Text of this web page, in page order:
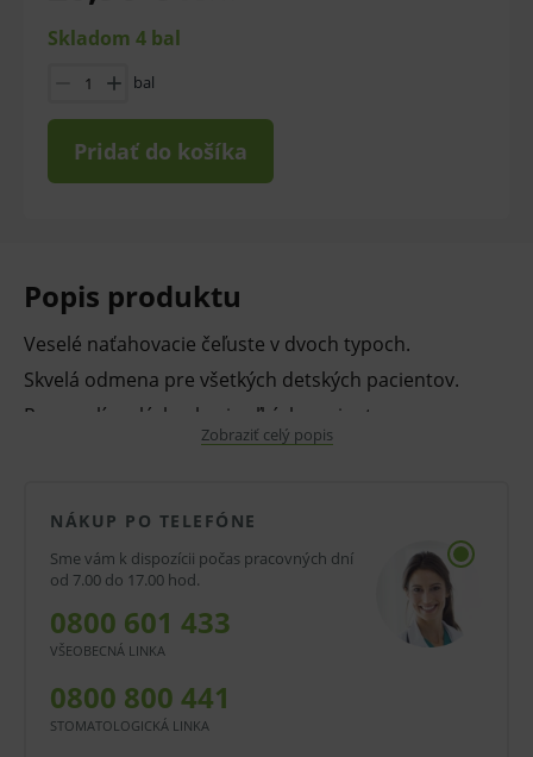
Skladom 4 bal
bal
Pridať do košíka
Popis produktu
Veselé naťahovacie čeľuste v dvoch typoch.
Skvelá odmena pre všetkých detských pacientov.
Rozveselí malých, ale aj veľkých pacientov.
V prípade porušenia zapečateného obalu tohto
tovaru nie je z dôvodu ochrany zdravia alebo
hygienických dôvodov možné odstúpiť od kúpnej
Zobraziť celý popis
NÁKUP PO TELEFÓNE
Sme vám k dispozícii počas pracovných dní
od 7.00 do 17.00 hod.
0800 601 433
VŠEOBECNÁ LINKA
0800 800 441
STOMATOLOGICKÁ LINKA